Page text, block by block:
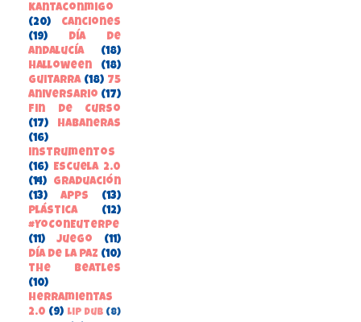
kantaconmigo
(20)
canciones
(19)
Día de
Andalucía
(18)
Halloween
(18)
guitarra (18) 75
aniversario (17)
Fin de Curso
(17)
habaneras
(16)
instrumentos
(16) Escuela 2.0
(14)
Graduación
(13)
apps
(13)
Plástica
(12)
#YoConEuterpe
(11)
juego
(11)
Día de la Paz (10)
the beatles
(10)
herramientas
2.0 (9) Lip Dub (8)